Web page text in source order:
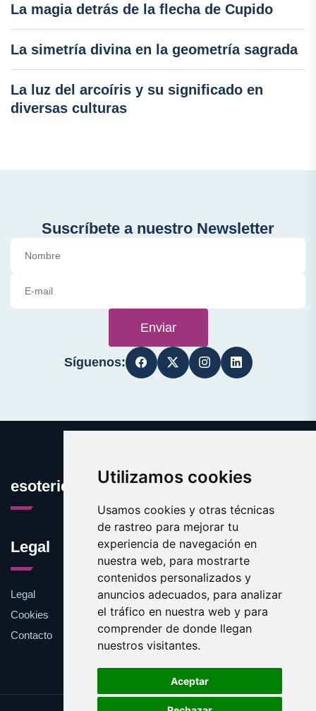
Utilizamos cookies
Usamos cookies y otras técnicas
de rastreo para mejorar tu
experiencia de navegación en
nuestra web, para mostrarte
contenidos personalizados y
anuncios adecuados, para analizar
el tráfico en nuestra web y para
comprender de donde llegan
nuestros visitantes.
Aceptar
La magia detrás de la flecha de Cupido
La simetría divina en la geometría sagrada
La luz del arcoíris y su significado en
diversas culturas
Suscríbete a nuestro Newsletter
Enviar
Síguenos:
esotericos.es
Legal
Legal
Cookies
Contacto